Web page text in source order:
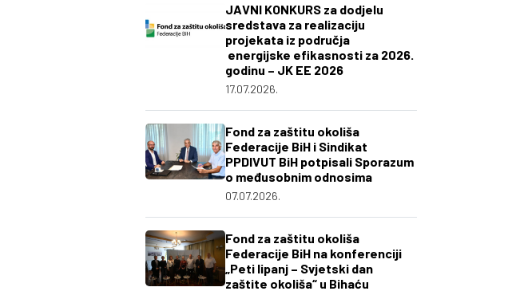
JAVNI KONKURS za dodjelu
sredstava za realizaciju
projekata iz područja
energijske efikasnosti za 2026.
godinu – JK EE 2026
17.07.2026.
Fond za zaštitu okoliša
Federacije BiH i Sindikat
PPDIVUT BiH potpisali Sporazum
o međusobnim odnosima
07.07.2026.
Fond za zaštitu okoliša
Federacije BiH na konferenciji
„Peti lipanj – Svjetski dan
zaštite okoliša“ u Bihaću